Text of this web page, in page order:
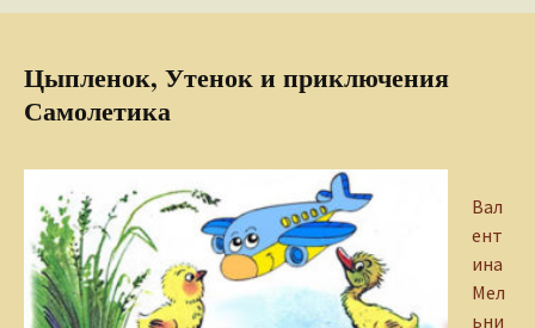
Цыпленок, Утенок и приключения
Самолетика
Вал
ент
ина
Мел
ьни